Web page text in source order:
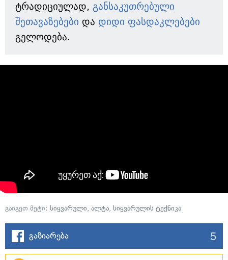
ტრადიციულად, განსაკუთრებული
შეთავაზებები და დიდი ფასდაკლებები
გელოდება.
გაიგეთ მეტი: სიყვარული, ალტა, სიყვარულის ტექნიკა
გაზიარება 5